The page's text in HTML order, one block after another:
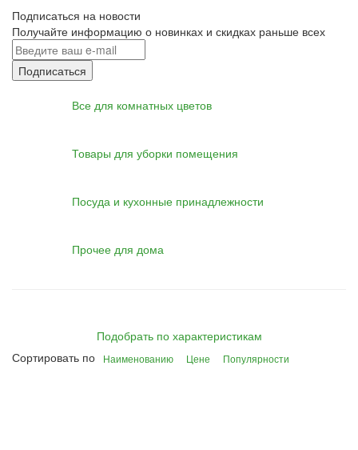
Подписаться на новости
Получайте информацию о новинках и скидках раньше всех
Подписаться
Все для комнатных цветов
Товары для уборки помещения
Посуда и кухонные принадлежности
Прочее для дома
Подобрать по характеристикам
Сортировать по
Наименованию Цене Популярности